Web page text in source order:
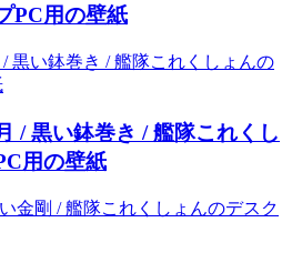
PC用の壁紙
/ 黒い鉢巻き / 艦隊これくし
用の壁紙